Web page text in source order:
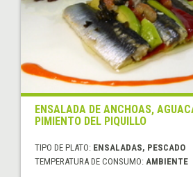
ENSALADA DE ANCHOAS,
PIMIENTO DEL PIQUILLO
TIPO DE PLATO: ENSALADAS, PESCADO
TEMPERATURA DE CONSUMO: AMBIENTE